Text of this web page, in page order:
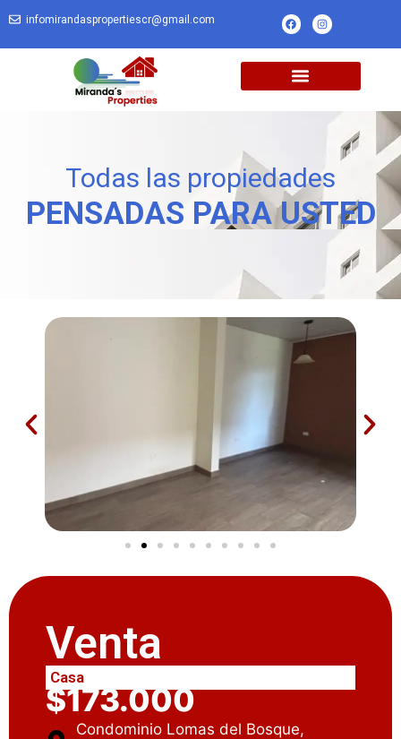
infomirandaspropertiescr@gmail.com
Todas las propiedades
PENSADAS PARA USTED
Venta
Casa
$173.000
Condominio Lomas del Bosque,